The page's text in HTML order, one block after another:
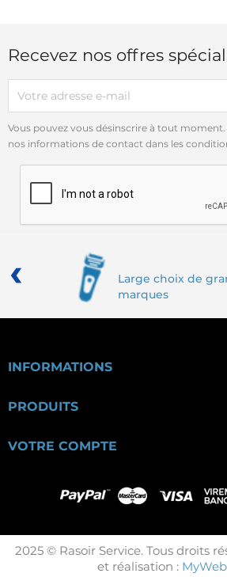
Recevez nos offres
Vous pouvez vous désinscrire à tout
nos informations de contact dans les
Large choix de
marques
‹
INFORMATIONS
PRODUITS
VOTRE COMPTE
2025 © Rasoir Service. Tous droits
et réalisation :